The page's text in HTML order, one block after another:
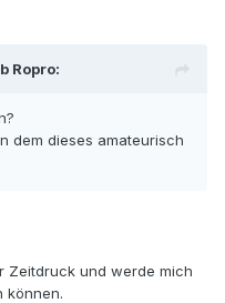
Ropro:
dem dieses amateurisch
Zeitdruck und werde mich
können.